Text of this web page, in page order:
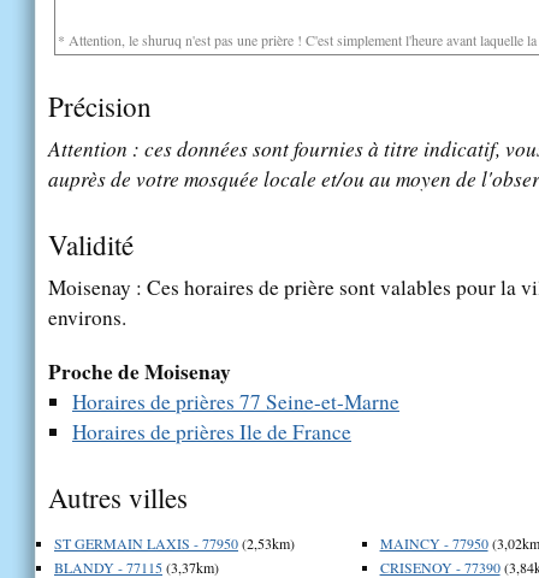
* Attention, le shuruq n'est pas une prière ! C'est simplement l'heure avant laquelle
Précision
Attention : ces données sont fournies à titre indicatif,
auprès de votre mosquée locale et/ou au moyen de
Validité
Moisenay : Ces horaires de prière sont valables pour la
environs.
Proche de Moisenay
Horaires de prières 77 Seine-et-Marne
Horaires de prières Ile de France
Autres villes
ST GERMAIN LAXIS - 77950(2,53km)
BLANDY - 77115(3,37km)
MAINCY - 77950
CRISENOY - 77390